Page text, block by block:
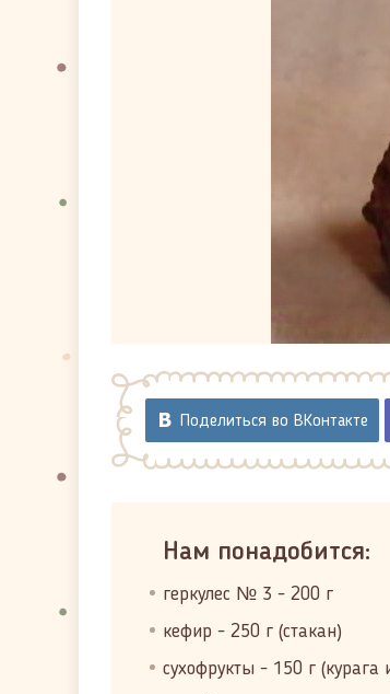
Поделиться во ВКонтакте
Нам понадобится:
геркулес № 3 - 200 г
кефир - 250 г (стакан)
сухофрукты - 150 г (курага